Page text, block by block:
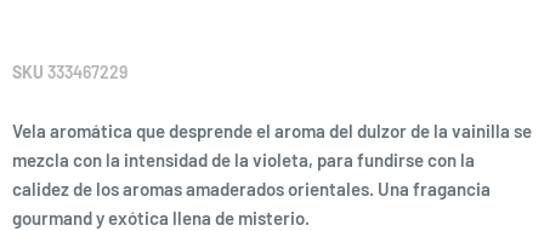
SKU 333467229
Vela aromática que desprende el aroma del dulzor de la vainilla se
mezcla con la intensidad de la violeta, para fundirse con la
calidez de los aromas amaderados orientales. Una fragancia
gourmand y exótica llena de misterio.